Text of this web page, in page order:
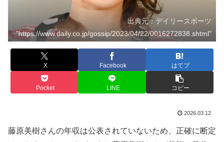
出典元：デイリースポーツ
"https://www.daily.co.jp/gossip/2023/04/22/0016272838.shtml"
X Facebook はてブ
Pocket LINE コピー
2026.03.12
藤原美樹さんの年収は公表されていないため、正確に断定